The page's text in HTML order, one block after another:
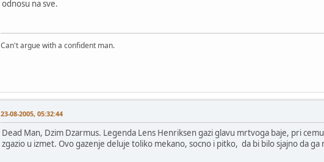
odnosu na sve.
Can't argue with a confident man.
23-08-2005, 05:32:44
Dead Man, Dzim Dzarmus. Legenda Lens Henriksen gazi glavu mrtvoga baje, pri
zgazio u izmet. Ovo gazenje deluje toliko mekano, socno i pitko, da bi bilo sjajno da